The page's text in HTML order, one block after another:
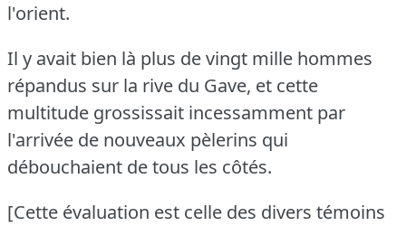
l'orient.
Il y avait bien là plus de vingt mille hommes
répandus sur la rive du Gave, et cette
multitude grossissait incessamment par
l'arrivée de nouveaux pèlerins qui
débouchaient de tous les côtés.
[Cette évaluation est celle des divers témoins